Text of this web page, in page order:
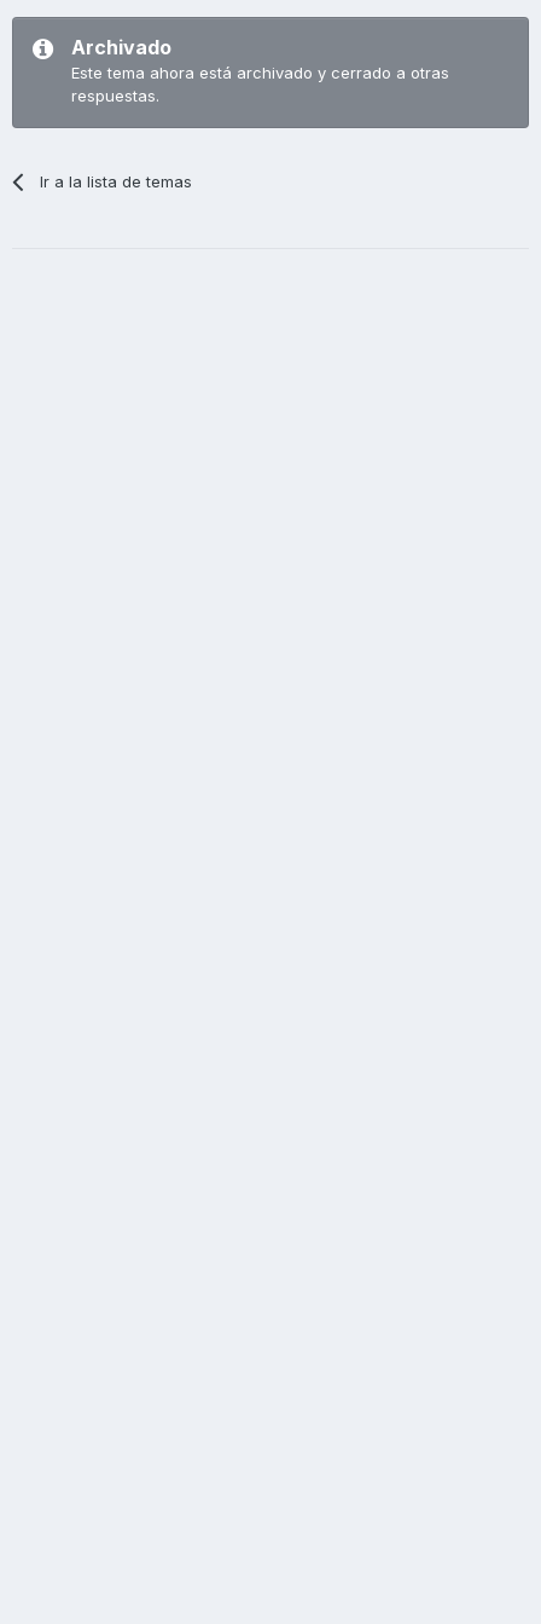
Archivado
Este tema ahora está archivado y cerrado a otras
respuestas.
Ir a la lista de temas